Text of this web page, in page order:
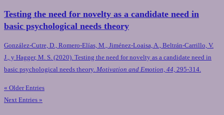
Testing the need for novelty as a candidate need in
basic psychological needs theory
González-Cutre, D., Romero-Elías, M., Jiménez-Loaisa, A., Beltrán-Carrillo, V.
J., y Hagger, M. S. (2020). Testing the need for novelty as a candidate need in
basic psychological needs theory. Motivation and Emotion, 44, 295-314.
« Older Entries
Next Entries »